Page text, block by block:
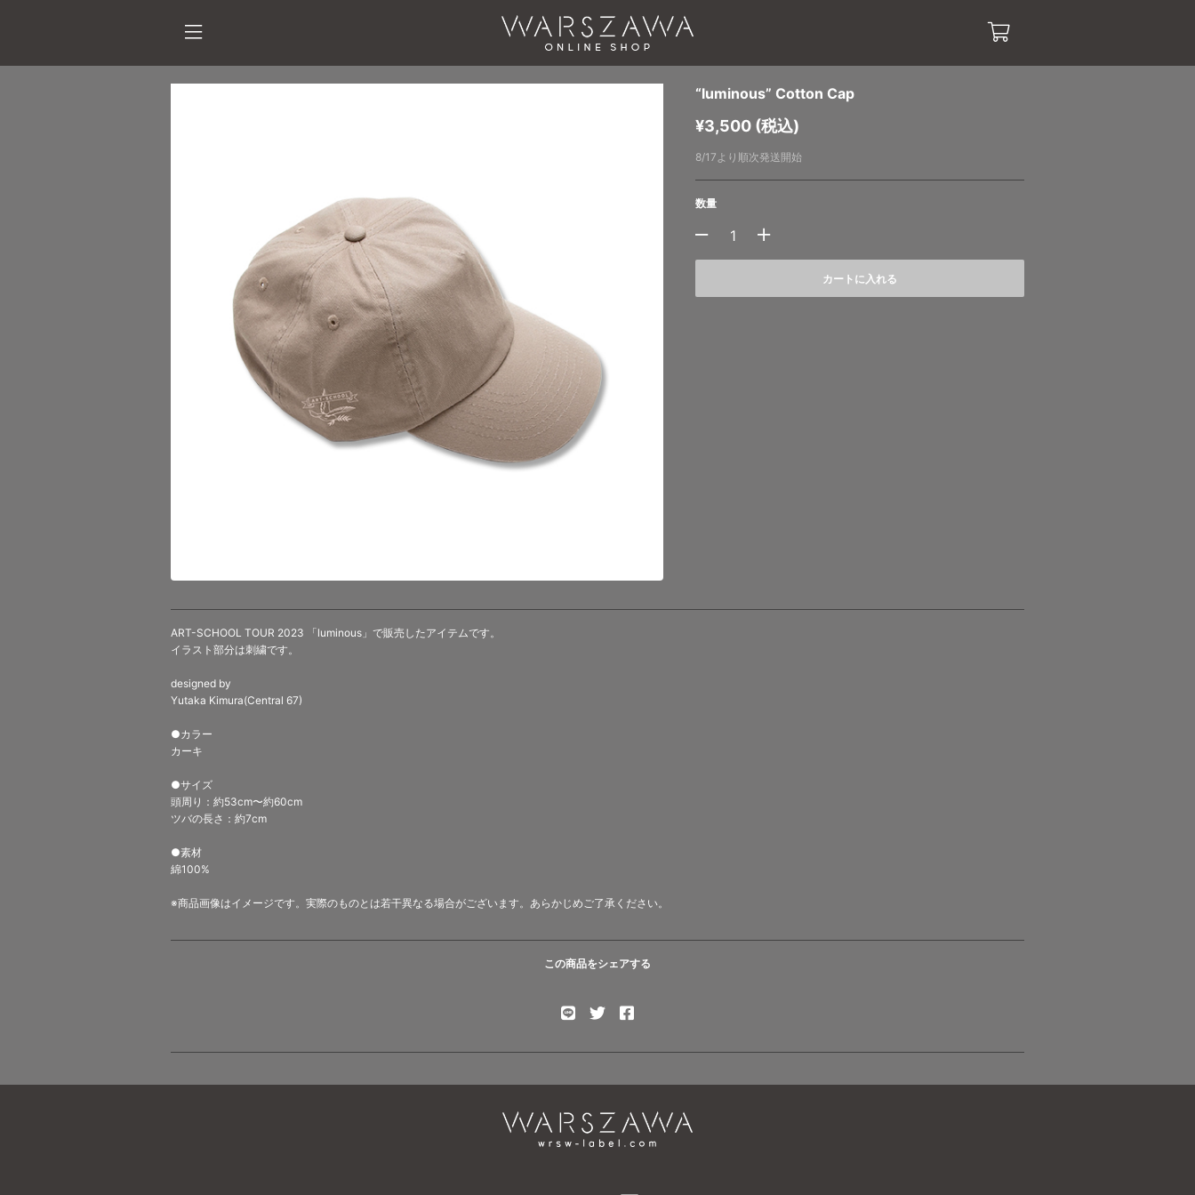
“luminous” Cotton Cap
¥3,500 (税込)
8/17より順次発送開始
数量
カートに入れる
ART-SCHOOL TOUR 2023 「luminous」で販売したアイテムです。
イラスト部分は刺繍です。
designed by
Yutaka Kimura(Central 67)
●カラー
カーキ
●サイズ
頭周り：約53cm〜約60cm
ツバの長さ：約7cm
●素材
綿100%
※商品画像はイメージです。実際のものとは若干異なる場合がございます。あらかじめご了承ください。
この商品をシェアする